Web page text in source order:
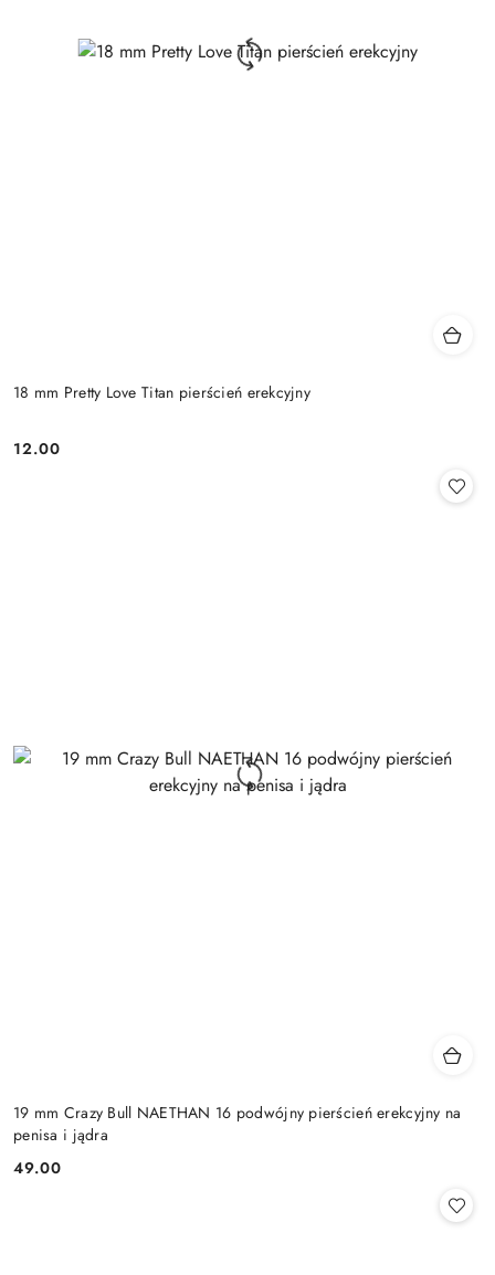
18 mm Pretty Love Titan pierścień erekcyjny
Cena:
12.00
19 mm Crazy Bull NAETHAN 16 podwójny pierścień erekcyjny na
penisa i jądra
Cena:
49.00